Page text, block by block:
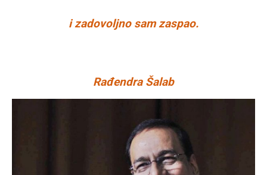
i zadovoljno sam zaspao.
Rađendra Šalab